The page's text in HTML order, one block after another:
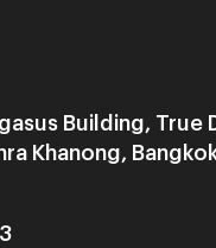
Building, True
Khanong,